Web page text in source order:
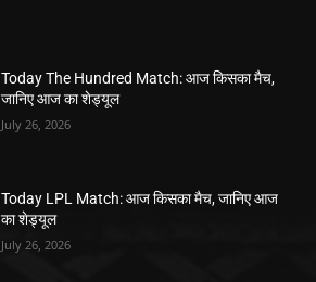
Today The Hundred Match: आज किसका मैच,
जानिए आज का शेड्यूल
July 26, 2026
Today LPL Match: आज किसका मैच, जानिए आज
का शेड्यूल
July 26, 2026